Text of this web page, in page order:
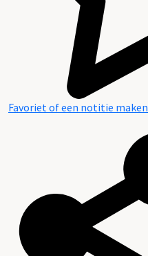
Favoriet of een notitie maken